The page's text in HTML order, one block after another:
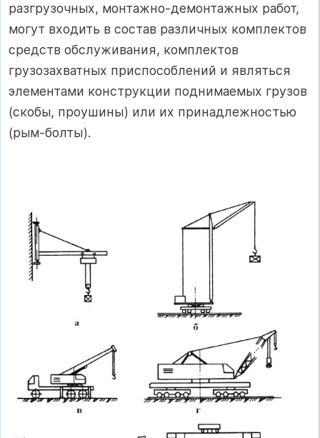
разгрузочных, монтажно-демонтажных работ,
могут входить в состав различных комплектов
средств обслуживания, комплектов
грузозахватных приспособлений и являться
элементами конструкции поднимаемых грузов
(скобы, проушины) или их принадлежностью
(рым-болты).